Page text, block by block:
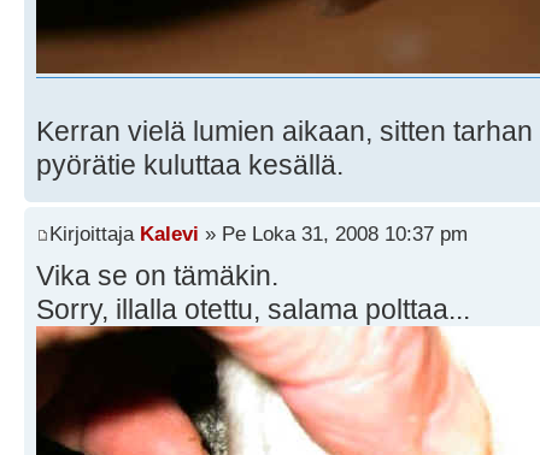
Kerran vielä lumien aikaan, sitten
pyörätie kuluttaa kesällä.
Kirjoittaja Kalevi » Pe Loka 31, 2008 10:37 pm
Vika se on tämäkin.
Sorry, illalla otettu, salama polttaa...